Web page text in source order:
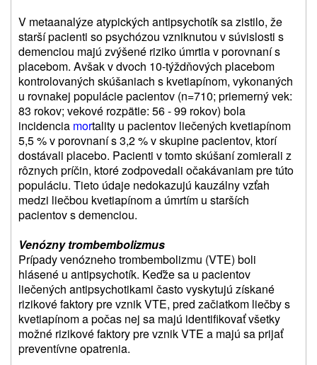
V metaanalýze atypických antipsychotík sa zistilo, že
starší pacienti so psychózou vzniknutou v súvislosti s
demenciou majú zvýšené riziko úmrtia v porovnaní s
placebom. Avšak v dvoch 10-týždňových placebom
kontrolovaných skúšaniach s kvetiapínom, vykonaných
u rovnakej populácie pacientov (n=710; priemerný vek:
83 rokov; vekové rozpätie: 56 - 99 rokov) bola
incidencia mortality u pacientov liečených kvetiapínom
5,5 % v porovnaní s 3,2 % v skupine pacientov, ktorí
dostávali placebo. Pacienti v tomto skúšaní zomierali z
rôznych príčin, ktoré zodpovedali očakávaniam pre túto
populáciu. Tieto údaje nedokazujú kauzálny vzťah
medzi liečbou kvetiapínom a úmrtím u starších
pacientov s demenciou.
Venózny trombembolizmus
Prípady venózneho trombembolizmu (VTE) boli
hlásené u antipsychotík. Keďže sa u pacientov
liečených antipsychotikami často vyskytujú získané
rizikové faktory pre vznik VTE, pred začiatkom liečby s
kvetiapínom a počas nej sa majú identifikovať všetky
možné rizikové faktory pre vznik VTE a majú sa prijať
preventívne opatrenia.